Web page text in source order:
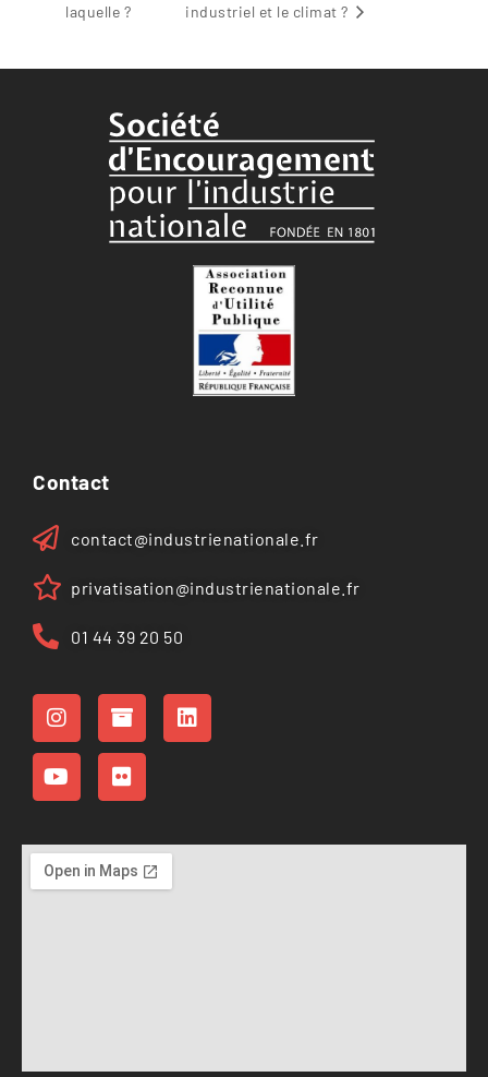
laquelle ?
industriel et le climat ?
Contact
contact@industrienationale.fr
privatisation@industrienationale.fr
01 44 39 20 50